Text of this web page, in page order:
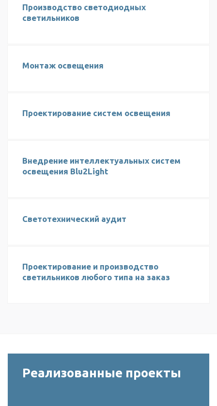
Производство светодиодных
светильников
Монтаж освещения
Проектирование систем освещения
Внедрение интеллектуальных систем
освещения Blu2Light
Светотехнический аудит
Проектирование и производство
светильников любого типа на заказ
Реализованные проекты